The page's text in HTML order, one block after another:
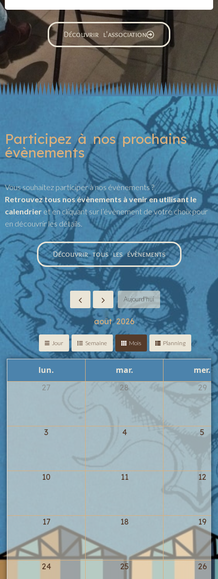
Découvrir l'association
Participez à nos prochains
évènements
Vous souhaitez participer à nos évènements ?
Retrouvez tous nos évènements à venir en utilisant le
calendrier et en cliquant sur l’évènement de votre choix pour
en découvrir les détails.
Découvrir tous les évènements
Aujourd'hui
août 2026
Jour Semaine Mois Planning
lun. mar. mer.
27 28 29
3 4 5
10 11 12
17 18 19
24 25 26